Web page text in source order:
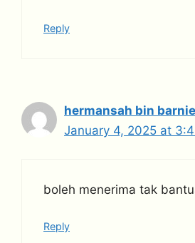
Reply
hermansah bin barnie
January 4, 2025 at
boleh menerima tak
Reply